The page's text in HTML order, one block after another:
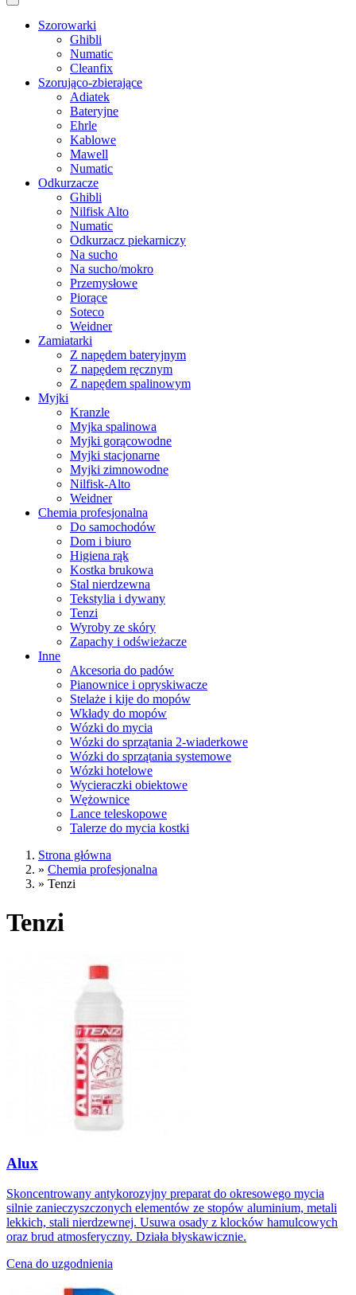
Szorowarki
Ghibli
Numatic
Cleanfix
Szorująco-zbierające
Adiatek
Bateryjne
Ehrle
Kablowe
Mawell
Numatic
Odkurzacze
Ghibli
Nilfisk Alto
Numatic
Odkurzacz piekarniczy
Na sucho
Na sucho/mokro
Przemysłowe
Piorące
Soteco
Weidner
Zamiatarki
Z napędem bateryjnym
Z napędem ręcznym
Z napędem spalinowym
Myjki
Kranzle
Myjka spalinowa
Myjki gorącowodne
Myjki stacjonarne
Myjki zimnowodne
Nilfisk-Alto
Weidner
Chemia profesjonalna
Do samochodów
Dom i biuro
Higiena rąk
Kostka brukowa
Stal nierdzewna
Tekstylia i dywany
Tenzi
Wyroby ze skóry
Zapachy i odświeżacze
Inne
Akcesoria do padów
Pianownice i opryskiwacze
Stelaże i kije do mopów
Wkłady do mopów
Wózki do mycia
Wózki do sprzątania 2-wiaderkowe
Wózki do sprzątania systemowe
Wózki hotelowe
Wycieraczki obiektowe
Wężownice
Lance teleskopowe
Talerze do mycia kostki
Strona główna
» Chemia profesjonalna
» Tenzi
Tenzi
Alux
Skoncentrowany antykorozyjny preparat do okresowego mycia
silnie zanieczyszczonych elementów ze stopów aluminium, metali
lekkich, stali nierdzewnej. Usuwa osady z klocków hamulcowych
oraz brud atmosferyczny. Działa błyskawicznie.
Cena do uzgodnienia